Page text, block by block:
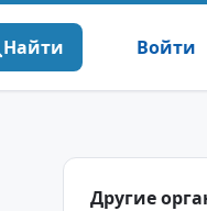
Найти Войти
Другие